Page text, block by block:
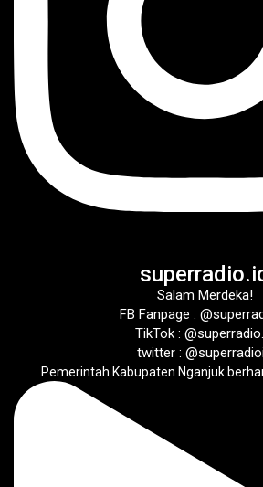
Salam Merdeka!
FB Fanpage :
TikTok :
twitter :
Pemerintah Kabupaten Nganjuk